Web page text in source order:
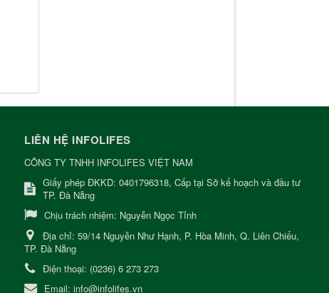
LIÊN HỆ INFOLIFES
CÔNG TY TNHH INFOLIFES VIỆT NAM
Giấy phép ĐKKD: 0401796318, Cấp tại Sở kế hoạch và đầu tư
TP. Đà Nẵng
Chịu trách nhiệm: Nguyễn Ngọc Tỉnh
Địa chỉ: 59/14 Nguyễn Như Hạnh, P. Hòa Minh, Q. Liên Chiểu,
TP. Đà Nẵng
Điện thoại: (0236) 6 273 273
Email: info@infolifes.vn